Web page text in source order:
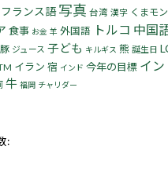
フランス語 写真 台湾 漢字 くまモン
食事 お金 羊 外国語 トルコ 中国
豚 ジュース 子ども キルギス 熊 誕生日
イラン 宿 インド 今年の目標 イン
牛 福岡 チャリダー
: